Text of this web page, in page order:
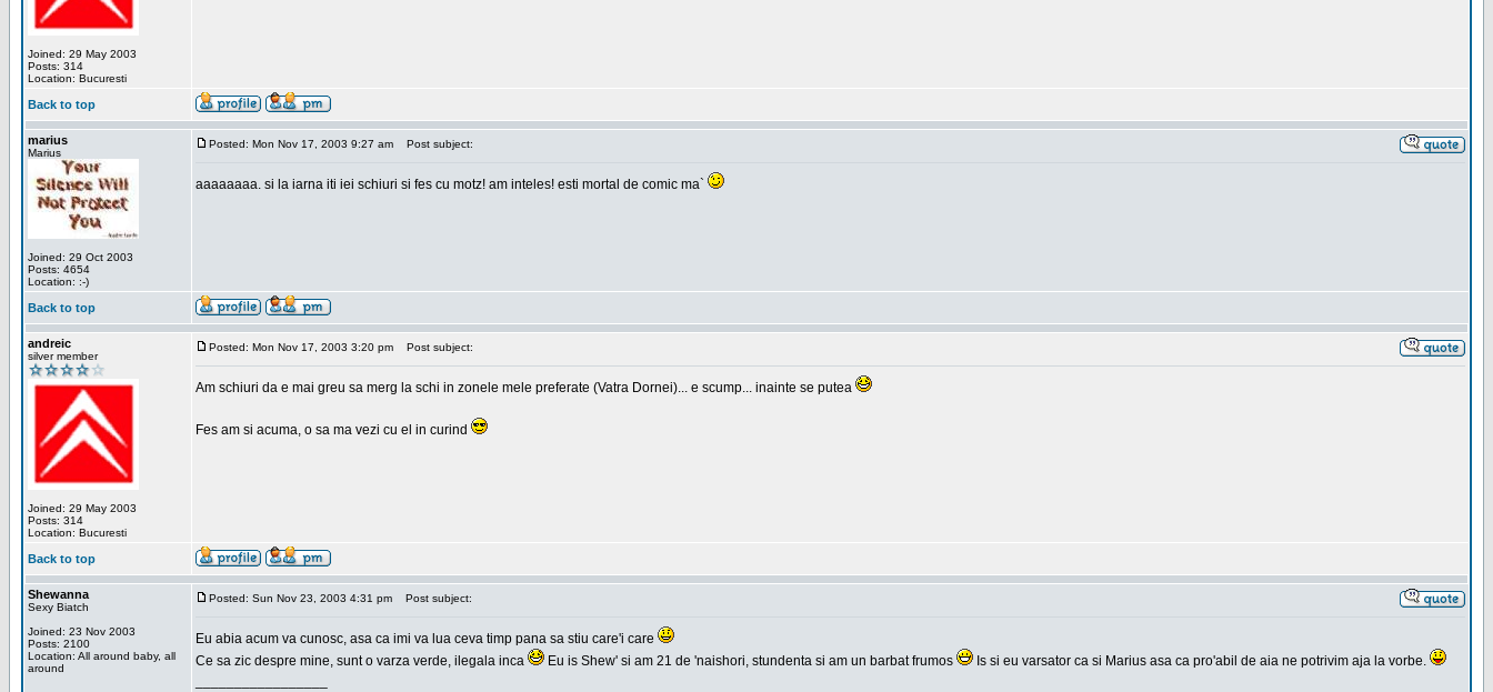
Joined: 29 May 2003
Posts: 314
Location: Bucuresti
Back to top
marius
Marius
Joined: 29 Oct 2003
Posts: 4654
Location: :-)
Posted: Mon Nov 17, 2003 9:27 am Post subject:
aaaaaaaa. si la iarna iti iei schiuri si fes cu motz! am inteles! esti mortal de comic ma`
Back to top
andreic
silver member
Joined: 29 May 2003
Posts: 314
Location: Bucuresti
Posted: Mon Nov 17, 2003 3:20 pm Post subject:
Am schiuri da e mai greu sa merg la schi in zonele mele preferate (Vatra Dornei)... e scump... inainte se putea
Fes am si acuma, o sa ma vezi cu el in curind
Back to top
Shewanna
Sexy Biatch
Joined: 23 Nov 2003
Posts: 2100
Location: All around baby, all
around
Posted: Sun Nov 23, 2003 4:31 pm Post subject:
Eu abia acum va cunosc, asa ca imi va lua ceva timp pana sa stiu care'i care
Ce sa zic despre mine, sunt o varza verde, ilegala inca
Eu is Shew' si am 21 de 'naishori, stundenta si am un barbat frumos
Is si eu varsator ca si Marius asa ca pro'abil de aia ne potrivim aja la vorbe.